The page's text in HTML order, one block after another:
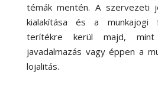
témák mentén. A szervezeti
kialakítása és a munkajogi
terítékre kerül majd, mint
javadalmazás vagy éppen a
lojalitás.